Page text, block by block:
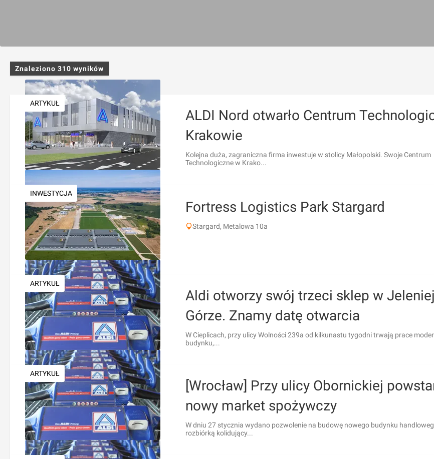
Znaleziono 310 wyników
ARTYKUŁ
ALDI Nord otwarło Centrum
Krakowie
Kolejna duża, zagraniczna firma inwestuje w stolicy Małopolski. Swoje Centrum
Technologiczne w Krako...
INWESTYCJA
Fortress Logistics Park Stargard
Stargard, Metalowa 10a
ARTYKUŁ
Aldi otworzy swój trzeci sklep w Jeleniej
Górze. Znamy datę otwarcia
W Cieplicach, przy ulicy Wolności 239a od kilkunastu tygodni trwają prace
budynku,...
ARTYKUŁ
[Wrocław] Przy ulicy Obornickiej
nowy market spożywczy
W dniu 27 stycznia wydano pozwolenie na budowę nowego budynku
rozbiórką kolidujący...